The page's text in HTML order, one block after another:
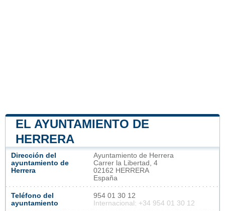
EL AYUNTAMIENTO DE
HERRERA
Dirección del
ayuntamiento de
Herrera
Ayuntamiento de Herrera
Carrer la Libertad, 4
02162 HERRERA
España
Teléfono del
ayuntamiento
954 01 30 12
Internacional: +34 954 01 30 12